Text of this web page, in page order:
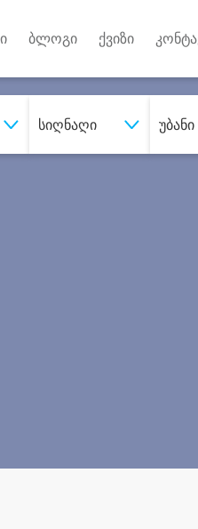
ბლოგი ქვიზი
სიღნაღი უბანი